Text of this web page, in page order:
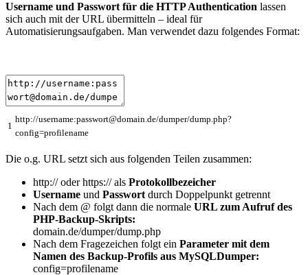
Username und Passwort für die HTTP Authentication lassen
sich auch mit der URL übermitteln – ideal für
Automatisierungsaufgaben. Man verwendet dazu folgendes Format:
1
http://username:passwort@domain.de/dumper/dump.php?
config=profilename
Die o.g. URL setzt sich aus folgenden Teilen zusammen:
http:// oder https:// als Protokollbezeicher
Username und Passwort durch Doppelpunkt getrennt
Nach dem @ folgt dann die normale URL zum Aufruf des
PHP-Backup-Skripts:
domain.de/dumper/dump.php
Nach dem Fragezeichen folgt ein Parameter mit dem
Namen des Backup-Profils aus MySQLDumper:
config=profilename